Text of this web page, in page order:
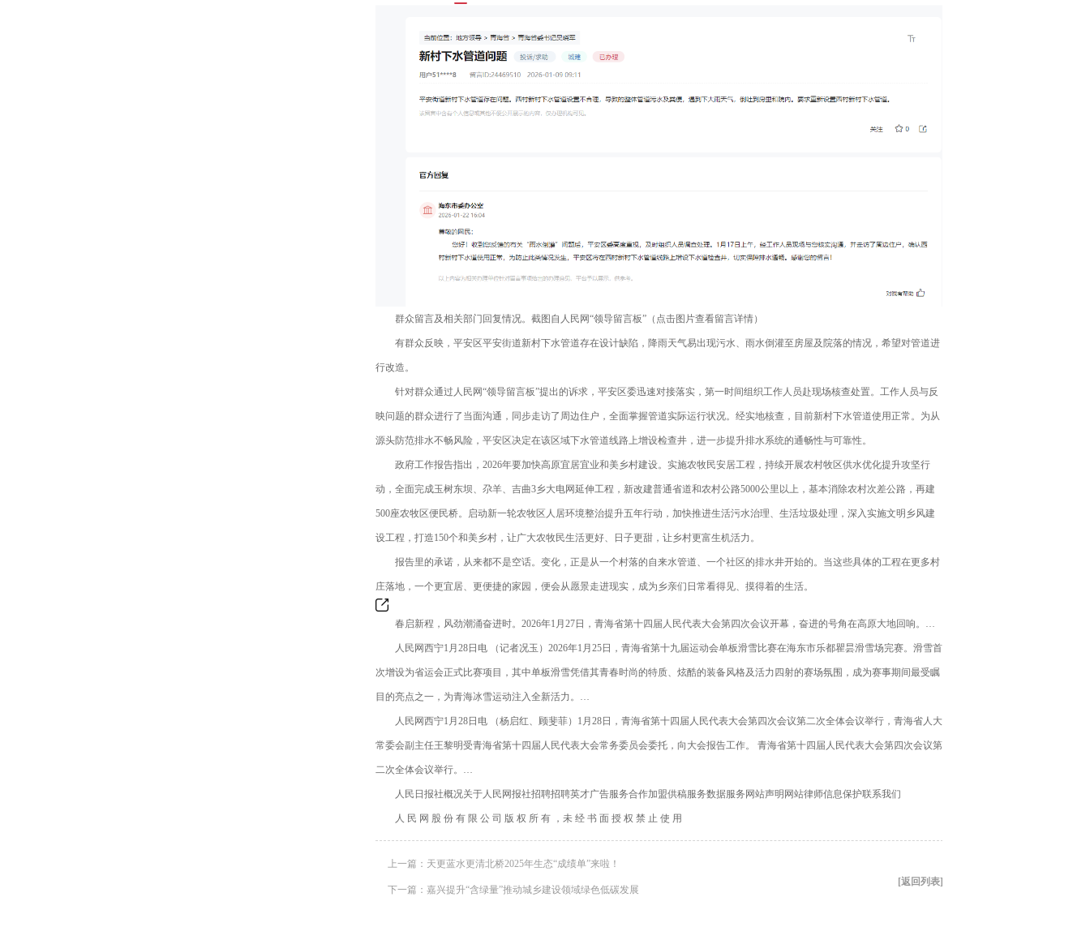
群众留言及相关部门回复情况。截图自人民网“领导留言板”（点击图片查看留言详情）
有群众反映，平安区平安街道新村下水管道存在设计缺陷，降雨天气易出现污水、雨水倒灌至房屋及院落的情况，希望对管道进
行改造。
针对群众通过人民网“领导留言板”提出的诉求，平安区委迅速对接落实，第一时间组织工作人员赴现场核查处置。工作人员与反
映问题的群众进行了当面沟通，同步走访了周边住户，全面掌握管道实际运行状况。经实地核查，目前新村下水管道使用正常。为从
源头防范排水不畅风险，平安区决定在该区域下水管道线路上增设检查井，进一步提升排水系统的通畅性与可靠性。
政府工作报告指出，2026年要加快高原宜居宜业和美乡村建设。实施农牧民安居工程，持续开展农村牧区供水优化提升攻坚行
动，全面完成玉树东坝、尕羊、吉曲3乡大电网延伸工程，新改建普通省道和农村公路5000公里以上，基本消除农村次差公路，再建
500座农牧区便民桥。启动新一轮农牧区人居环境整治提升五年行动，加快推进生活污水治理、生活垃圾处理，深入实施文明乡风建
设工程，打造150个和美乡村，让广大农牧民生活更好、日子更甜，让乡村更富生机活力。
报告里的承诺，从来都不是空话。变化，正是从一个村落的自来水管道、一个社区的排水井开始的。当这些具体的工程在更多村
庄落地，一个更宜居、更便捷的家园，便会从愿景走进现实，成为乡亲们日常看得见、摸得着的生活。
春启新程，风劲潮涌奋进时。2026年1月27日，青海省第十四届人民代表大会第四次会议开幕，奋进的号角在高原大地回响。…
人民网西宁1月28日电 （记者况玉）2026年1月25日，青海省第十九届运动会单板滑雪比赛在海东市乐都瞿昙滑雪场完赛。滑雪首
次增设为省运会正式比赛项目，其中单板滑雪凭借其青春时尚的特质、炫酷的装备风格及活力四射的赛场氛围，成为赛事期间最受瞩
目的亮点之一，为青海冰雪运动注入全新活力。…
人民网西宁1月28日电 （杨启红、顾斐菲）1月28日，青海省第十四届人民代表大会第四次会议第二次全体会议举行，青海省人大
常委会副主任王黎明受青海省第十四届人民代表大会常务委员会委托，向大会报告工作。 青海省第十四届人民代表大会第四次会议第
二次全体会议举行。…
人民日报社概况关于人民网报社招聘招聘英才广告服务合作加盟供稿服务数据服务网站声明网站律师信息保护联系我们
人 民 网 股 份 有 限 公 司 版 权 所 有 ，未 经 书 面 授 权 禁 止 使 用
上一篇： 天更蓝水更清北桥2025年生态“成绩单”来啦！
下一篇： 嘉兴提升“含绿量”推动城乡建设领域绿色低碳发展
[返回列表]